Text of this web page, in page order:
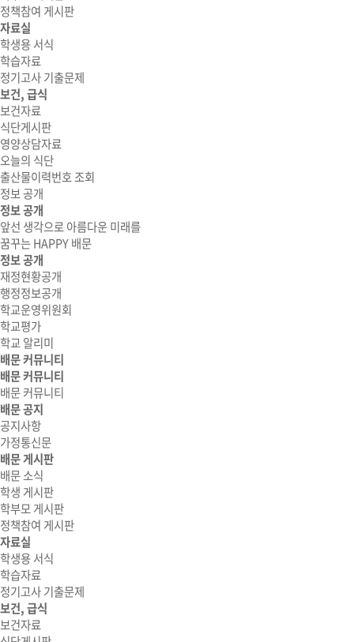
정책참여 게시판
자료실
학생용 서식
학습자료
정기고사 기출문제
보건, 급식
보건자료
식단게시판
영양상담자료
오늘의 식단
출산물이력번호 조회
정보 공개
정보 공개
앞선 생각으로 아름다운 미래를
꿈꾸는 HAPPY 배문
정보 공개
재정현황공개
행정정보공개
학교운영위원회
학교평가
학교 알리미
배문 커뮤니티
배문 커뮤니티
배문 커뮤니티
배문 공지
공지사항
가정통신문
배문 게시판
배문 소식
학생 게시판
학부모 게시판
정책참여 게시판
자료실
학생용 서식
학습자료
정기고사 기출문제
보건, 급식
보건자료